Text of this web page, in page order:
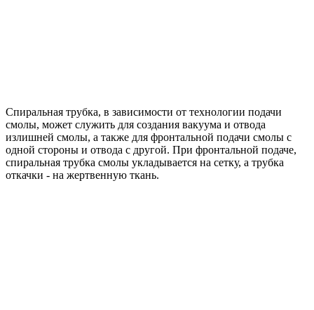
Спиральная трубка, в зависимости от технологии подачи
смолы, может служить для создания вакуума и отвода
излишней смолы, а также для фронтальной подачи смолы с
одной стороны и отвода с другой. При фронтальной подаче,
спиральная трубка смолы укладывается на сетку, а трубка
откачки - на жертвенную ткань.